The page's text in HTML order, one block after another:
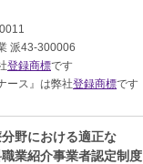
派43-300006
登録商標です
ース』は弊社登録商標です
分野における適正な
業紹介事業者認定制度